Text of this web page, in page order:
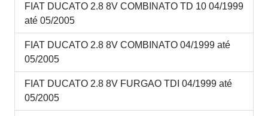
FIAT DUCATO 2.8 8V COMBINATO TD 10 04/1999
até 05/2005
FIAT DUCATO 2.8 8V COMBINATO 04/1999 até
05/2005
FIAT DUCATO 2.8 8V FURGAO TDI 04/1999 até
05/2005